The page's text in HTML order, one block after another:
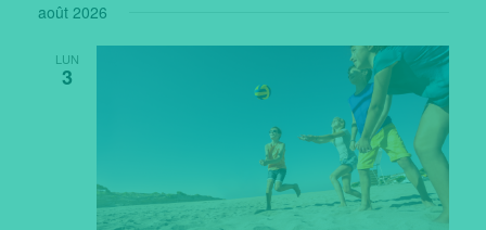
août 2026
LUN
3